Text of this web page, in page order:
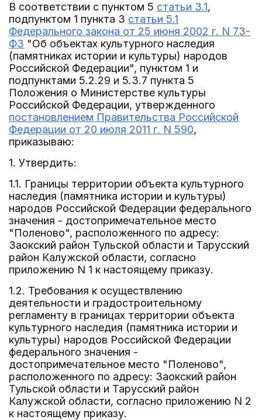
В соответствии с пунктом 5 статьи 3.1,
подпунктом 1 пункта 3 статьи 5.1
Федерального закона от 25 июня 2002 г. N 73-
ФЗ "Об объектах культурного наследия
(памятниках истории и культуры) народов
Российской Федерации", пунктом 1 и
подпунктами 5.2.29 и 5.3.7 пункта 5
Положения о Министерстве культуры
Российской Федерации, утвержденного
постановлением Правительства Российской
Федерации от 20 июля 2011 г. N 590,
приказываю:
1. Утвердить:
1.1. Границы территории объекта культурного
наследия (памятника истории и культуры)
народов Российской Федерации федерального
значения - достопримечательное место
"Поленово", расположенного по адресу:
Заокский район Тульской области и Тарусский
район Калужской области, согласно
приложению N 1 к настоящему приказу.
1.2. Требования к осуществлению
деятельности и градостроительному
регламенту в границах территории объекта
культурного наследия (памятника истории и
культуры) народов Российской Федерации
федерального значения -
достопримечательное место "Поленово",
расположенного по адресу: Заокский район
Тульской области и Тарусский район
Калужской области, согласно приложению N 2
к настоящему приказу.